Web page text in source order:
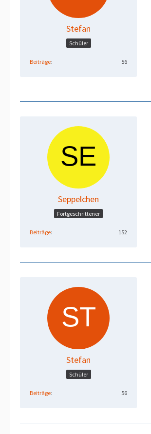
Stefan
Schüler
Beiträge 56
Seppelchen
Fortgeschrittener
Beiträge 152
Stefan
Schüler
Beiträge 56